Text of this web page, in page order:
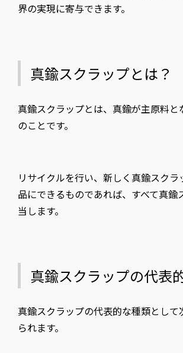
界の実現に寄与できます。
真鍮スクラップとは？
真鍮スクラップとは、真鍮が主原料と
のことです。
リサイクルを行い、新しく真鍮スク
品にできるものであれば、すべて真鍮
当します。
真鍮スクラップの代表
真鍮スクラップの代表的な種類として
られます。